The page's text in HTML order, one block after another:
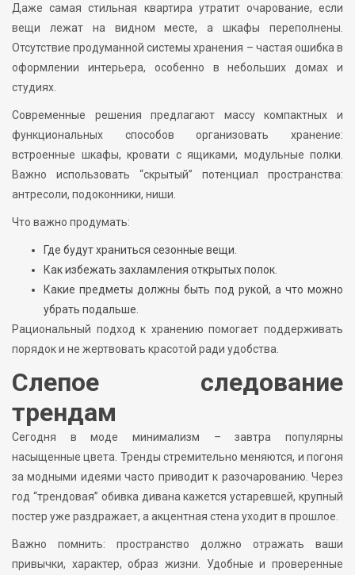
Даже самая стильная квартира утратит очарование, если
вещи лежат на видном месте, а шкафы переполнены.
Отсутствие продуманной системы хранения – частая ошибка в
оформлении интерьера, особенно в небольших домах и
студиях.
Современные решения предлагают массу компактных и
функциональных способов организовать хранение:
встроенные шкафы, кровати с ящиками, модульные полки.
Важно использовать “скрытый” потенциал пространства:
антресоли, подоконники, ниши.
Что важно продумать:
Где будут храниться сезонные вещи.
Как избежать захламления открытых полок.
Какие предметы должны быть под рукой, а что можно
убрать подальше.
Рациональный подход к хранению помогает поддерживать
порядок и не жертвовать красотой ради удобства.
Слепое следование
трендам
Сегодня в моде минимализм – завтра популярны
насыщенные цвета. Тренды стремительно меняются, и погоня
за модными идеями часто приводит к разочарованию. Через
год “трендовая” обивка дивана кажется устаревшей, крупный
постер уже раздражает, а акцентная стена уходит в прошлое.
Важно помнить: пространство должно отражать ваши
привычки, характер, образ жизни. Удобные и проверенные